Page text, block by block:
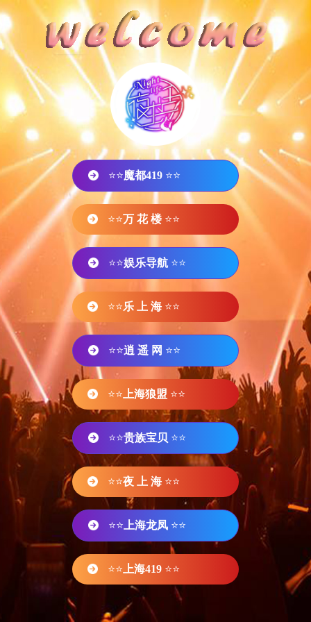
⭐⭐魔都419 ⭐⭐
⭐⭐万 花 楼 ⭐⭐
⭐⭐娱乐导航 ⭐⭐
⭐⭐乐 上 海 ⭐⭐
⭐⭐逍 遥 网 ⭐⭐
⭐⭐ 上海狼盟 ⭐⭐
⭐⭐贵族宝贝 ⭐⭐
⭐⭐夜 上 海 ⭐⭐
⭐⭐ 上海龙凤 ⭐⭐
⭐⭐ 上海419 ⭐⭐